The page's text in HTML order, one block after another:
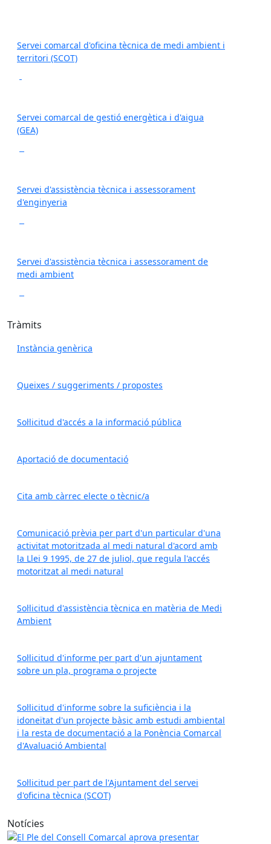
Servei comarcal d'oficina tècnica de medi ambient i
territori (SCOT)
Servei comarcal de gestió energètica i d'aigua
(GEA)
Servei d'assistència tècnica i assessorament
d'enginyeria
Servei d'assistència tècnica i assessorament de
medi ambient
Tràmits
Instància genèrica
Queixes / suggeriments / propostes
Sol·licitud d'accés a la informació pública
Aportació de documentació
Cita amb càrrec electe o tècnic/a
Comunicació prèvia per part d'un particular d'una
activitat motoritzada al medi natural d'acord amb
la Llei 9 1995, de 27 de juliol, que regula l'accés
motoritzat al medi natural
Sol·licitud d'assistència tècnica en matèria de Medi
Ambient
Sol·licitud d'informe per part d'un ajuntament
sobre un pla, programa o projecte
Sol·licitud d'informe sobre la suficiència i la
idoneïtat d'un projecte bàsic amb estudi ambiental
i la resta de documentació a la Ponència Comarcal
d'Avaluació Ambiental
Sol·licitud per part de l'Ajuntament del servei
d'oficina tècnica (SCOT)
Notícies